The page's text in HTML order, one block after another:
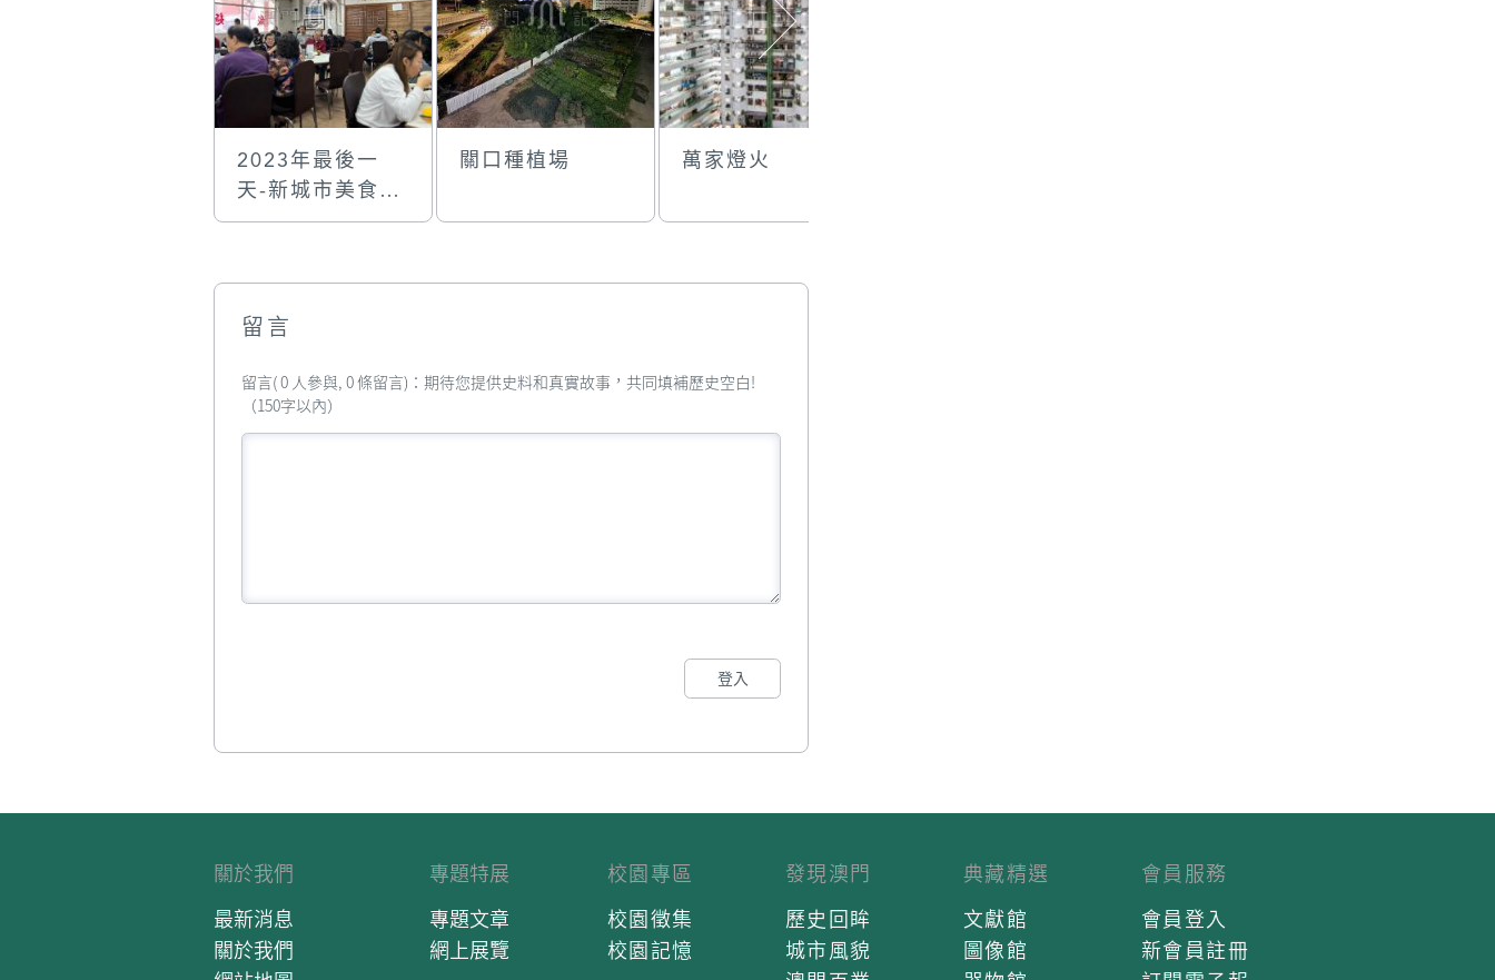
2023年最後一
天-新城市美食中
心
關口種植場 萬家燈火
留言
留言( 0 人參與, 0 條留言)：期待您提供史料和真實故事，共同填補歷史空白!
（150字以內）
登入
關於我們
最新消息
關於我們
專題特展
專題文章
網上展覽
校園專區
校園徵集
校園記憶
發現澳門
歷史回眸
城市風貌
典藏精選
文獻館
圖像館
會員服務
會員登入
新會員註冊